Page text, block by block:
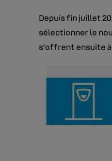
Depuis fin juillet
sélectionner le
s’offrent ensuite